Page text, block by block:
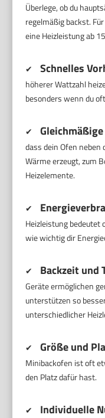
Überlege, ob du
regelmäßig backst.
eine Heizleistung ab
✔ Schnelles
höherer Wattzahl
besonders wenn du
✔
dass dein Ofen neben
Wärme erzeugt, zum
Heizelemente.
✔
Heizleistung bedeutet
wie wichtig dir
✔ Backzeit und
Geräte ermöglichen
unterstützen so
unterschiedlicher
✔ Größe und
Minibackofen ist oft
den Platz dafür hast.
✔ Individuelle